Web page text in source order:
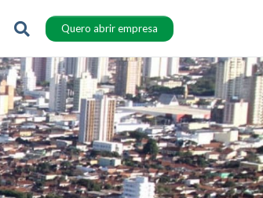
Quero abrir empresa